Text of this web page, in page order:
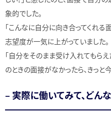
象的でした。
「こんなに自分に向き合ってくれ
志望度が一気に上がっていました。
「自分をそのまま受け入れてもらえ
のときの面接がなかったら、きっと
– 実際に働いてみて、どん